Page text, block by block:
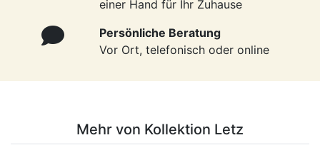
einer Hand für Ihr Zuhause
Persönliche Beratung
Vor Ort, telefonisch oder online
Mehr von Kollektion Letz